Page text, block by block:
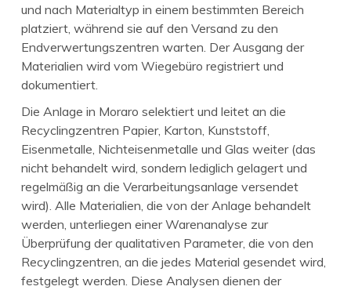
und nach Materialtyp in einem bestimmten Bereich
platziert, während sie auf den Versand zu den
Endverwertungszentren warten. Der Ausgang der
Materialien wird vom Wiegebüro registriert und
dokumentiert.
Die Anlage in Moraro selektiert und leitet an die
Recyclingzentren Papier, Karton, Kunststoff,
Eisenmetalle, Nichteisenmetalle und Glas weiter (das
nicht behandelt wird, sondern lediglich gelagert und
regelmäßig an die Verarbeitungsanlage versendet
wird). Alle Materialien, die von der Anlage behandelt
werden, unterliegen einer Warenanalyse zur
Überprüfung der qualitativen Parameter, die von den
Recyclingzentren, an die jedes Material gesendet wird,
festgelegt werden. Diese Analysen dienen der